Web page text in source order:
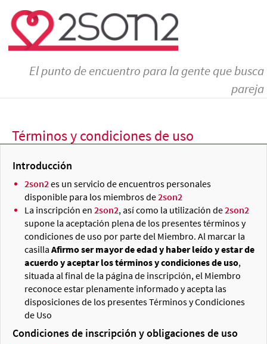
El punto de encuentro para la gente que busca
pareja
Términos y condiciones de uso
Introducción
2son2 es un servicio de encuentros personales
disponible para los miembros de2son2
La inscripción en 2son2, así como la utilización de2son2
supone la aceptación plena de los presentes términos y
condiciones de uso por parte del Miembro. Al marcar la
casilla Afirmo ser mayor de edad y haber leído y estar de
acuerdo y aceptar los términos y condiciones de uso,
situada al final de la página de inscripción, el Miembro
reconoce estar plenamente informado y acepta las
disposiciones de los presentes Términos y Condiciones
de Uso
Condiciones de inscripción y obligaciones de uso